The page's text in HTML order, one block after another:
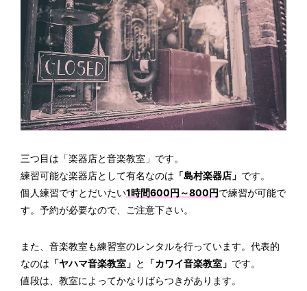
三つ目は「楽器店と音楽教室」です。
練習可能な楽器店として有名なのは 「島村楽器店」 です。
個人練習ですとだいたい1時間600円～800円で練習が可能で
す。予約が必要なので、ご注意下さい。
また、音楽教室も練習室のレンタルを行っています。代表的
なのは 「ヤハマ音楽教室」 と 「カワイ音楽教室」 です。
値段は、教室によってかなりばらつきがあります。